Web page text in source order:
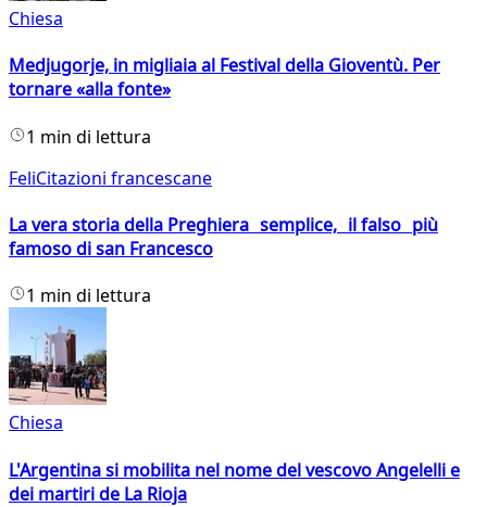
Chiesa
Medjugorje, in migliaia al Festival della Gioventù. Per
tornare «alla fonte»
1 min di lettura
FeliCitazioni francescane
La vera storia della Preghiera semplice, il falso più
famoso di san Francesco
1 min di lettura
Chiesa
L'Argentina si mobilita nel nome del vescovo Angelelli e
dei martiri de La Rioja